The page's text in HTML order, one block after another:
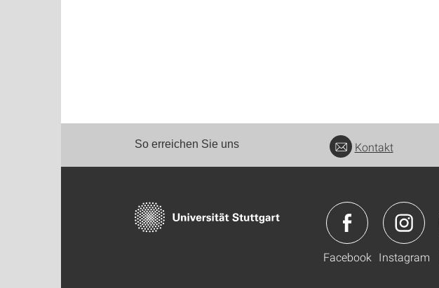
So erreichen Sie uns Kontakt
Facebook Instagram